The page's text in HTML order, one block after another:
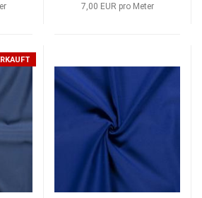
7,00 EUR pro Meter